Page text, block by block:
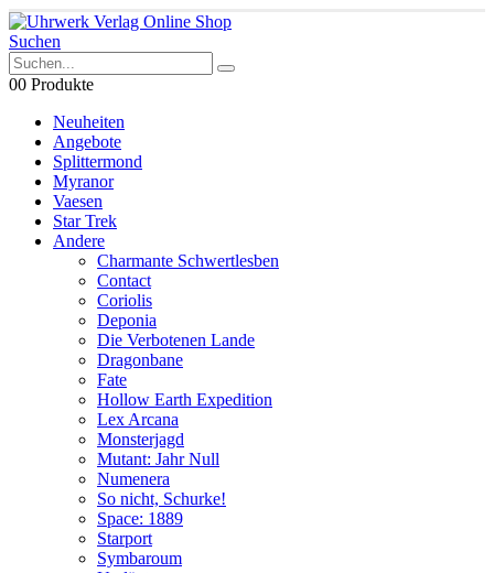
Suchen
00 Produkte
Neuheiten
Angebote
Splittermond
Myranor
Vaesen
Star Trek
Andere
Charmante Schwertlesben
Contact
Coriolis
Deponia
Die Verbotenen Lande
Dragonbane
Fate
Hollow Earth Expedition
Lex Arcana
Monsterjagd
Mutant: Jahr Null
Numenera
So nicht, Schurke!
Space: 1889
Starport
Symbaroum